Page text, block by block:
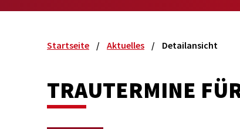
Startseite Aktuelles Detailansicht
TRAUTERMINE